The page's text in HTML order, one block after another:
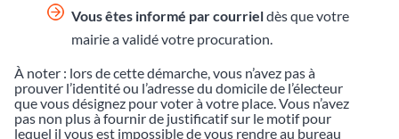
Vous êtes informé par courrieldès que votre
mairie a validé votre procuration.
À noter : lors de cette démarche, vous n’avez pas à
prouver l’identité ou l’adresse du domicile de l’électeur
que vous désignez pour voter à votre place. Vous n’avez
pas non plus à fournir de justificatif sur le motif pour
lequel il vous est impossible de vous rendre au bureau